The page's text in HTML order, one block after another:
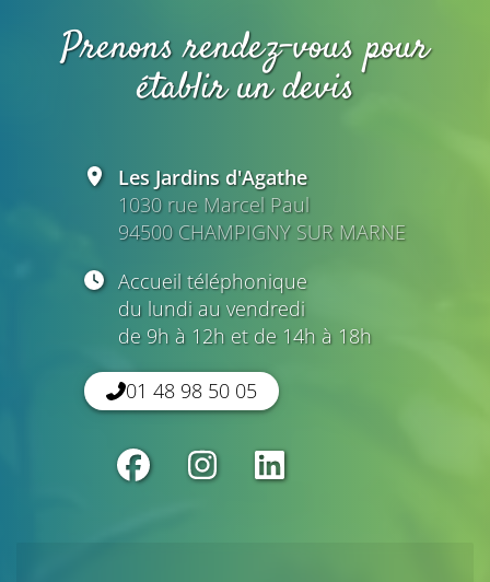
Prenons rendez-vous pour
établir un devis
Les Jardins d'Agathe
1030 rue Marcel Paul
94500 CHAMPIGNY SUR MARNE
Accueil téléphonique
du lundi au vendredi
de 9h à 12h et de 14h à 18h
01 48 98 50 05